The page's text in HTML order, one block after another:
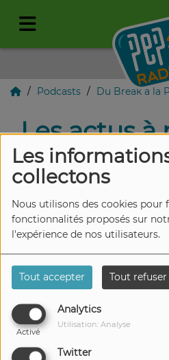
Les
collectons
Nous utilisons des cookies pour
fonctionnalités proposés sur
l'expérience de nos utilisateurs.
Tout accepter Tout refuser
Analytics
Activé
Utilisation: Analyse
Twitter
Podcasts Du Break à la
Les actus à
louper - Du
Prose